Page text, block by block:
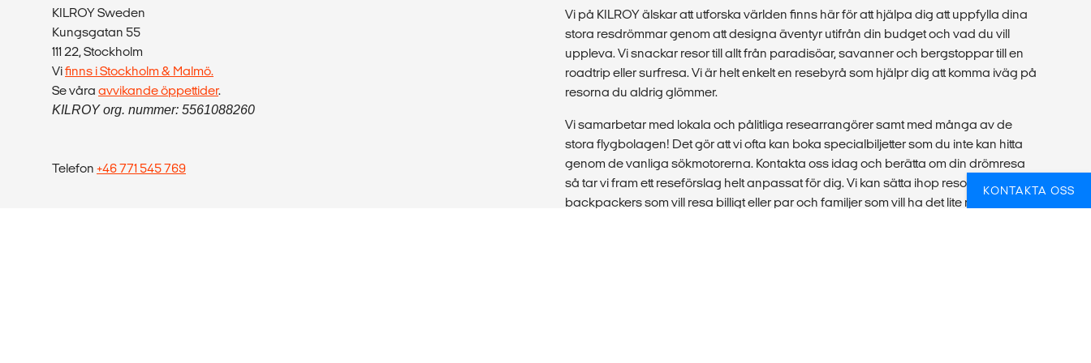
KONTAKTA OSS
KILROY Sweden
Kungsgatan 55
111 22, Stockholm
Vifinns i Stockholm & Malmö.
Se våra avvikande öppettider.
KILROY org. nummer: 5561088260
Telefon +46 771 545 769
Vi på KILROY älskar att utforska världen finns här för att hjälpa dig att uppfylla dina
stora resdrömmar genom att designa äventyr utifrån din budget och vad du vill
uppleva. Vi snackar resor till allt från paradisöar, savanner och bergstoppar till en
roadtrip eller surfresa. Vi är helt enkelt en resebyrå som hjälpr dig att komma iväg på
resorna du aldrig glömmer.
Vi samarbetar med lokala och pålitliga researrangörer samt med många av de
stora flygbolagen! Det gör att vi ofta kan boka specialbiljetter som du inte kan hitta
genom de vanliga sökmotorerna. Kontakta oss idag och berätta om din drömresa
så tar vi fram ett reseförslag helt anpassat för dig. Vi kan sätta ihop resor för
backpackers som vill resa billigt eller par och familjer som vill ha det lite mer bekvämt